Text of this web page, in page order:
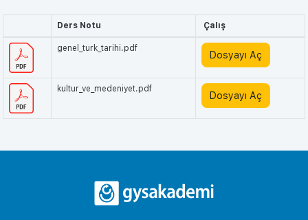
Ders Notu Çalış
genel_turk_tarihi.pdf
Dosyayı Aç
kultur_ve_medeniyet.pdf
Dosyayı Aç